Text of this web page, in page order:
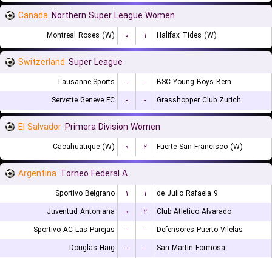
Canada Northern Super League Women
Montreal Roses (W) ۰ ۱ Halifax Tides (W)
Switzerland Super League
Lausanne-Sports - -
BSC Young Boys Bern
Servette Geneve FC
- - Grasshopper Club Zurich
El Salvador Primera Division Women
Cacahuatique (W) ۰ ۲ Fuerte San Francisco (W)
Argentina Torneo Federal A
Sportivo Belgrano ۱ ۱
9 de Julio Rafaela
Juventud Antoniana
۰ ۲
Club Atletico Alvarado
Sportivo AC Las Parejas
- -
Defensores Puerto Vilelas
Douglas Haig
- -
San Martin Formosa